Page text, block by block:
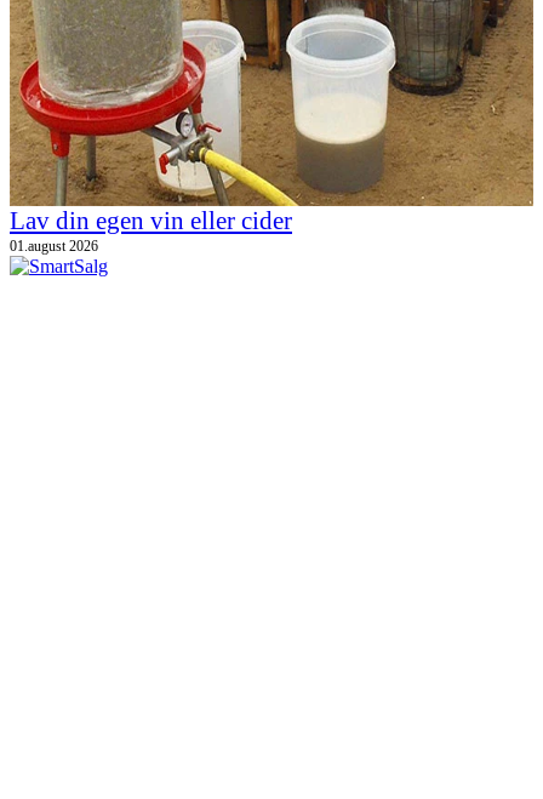
Lav din egen vin eller cider
01.august 2026